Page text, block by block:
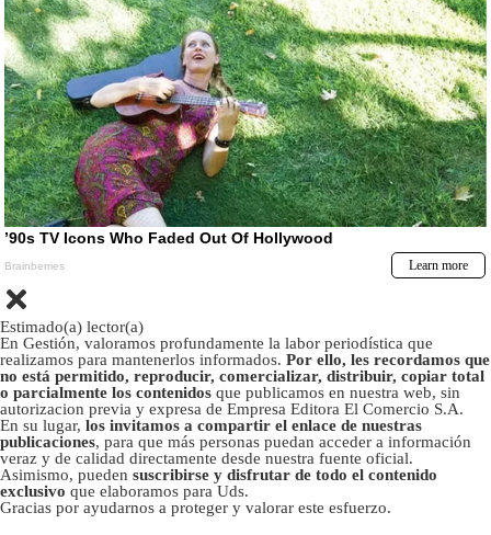
Estimado(a) lector(a)
En Gestión, valoramos profundamente la labor periodística que
realizamos para mantenerlos informados. Por ello, les recordamos que
no está permitido, reproducir, comercializar, distribuir, copiar total
o parcialmente los contenidos que publicamos en nuestra web, sin
autorizacion previa y expresa de Empresa Editora El Comercio S.A.
En su lugar, los invitamos a compartir el enlace de nuestras
publicaciones, para que más personas puedan acceder a información
veraz y de calidad directamente desde nuestra fuente oficial.
Asimismo, pueden suscribirse y disfrutar de todo el contenido
exclusivo que elaboramos para Uds.
Gracias por ayudarnos a proteger y valorar este esfuerzo.